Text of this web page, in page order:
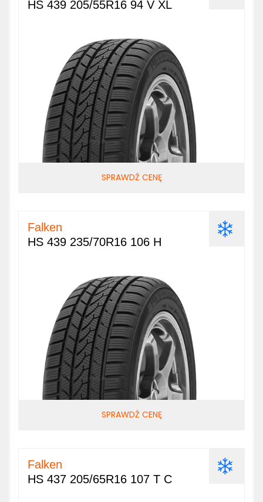
HS 439 205/55R16 94 V XL
SPRAWDŹ CENĘ
Falken
HS 439 235/70R16 106 H
SPRAWDŹ CENĘ
Falken
HS 437 205/65R16 107 T C